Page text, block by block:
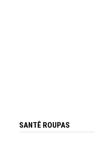
SANTÊ ROUPAS